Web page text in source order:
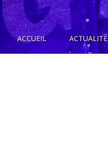
ACCUEIL
ACTUALITÉ